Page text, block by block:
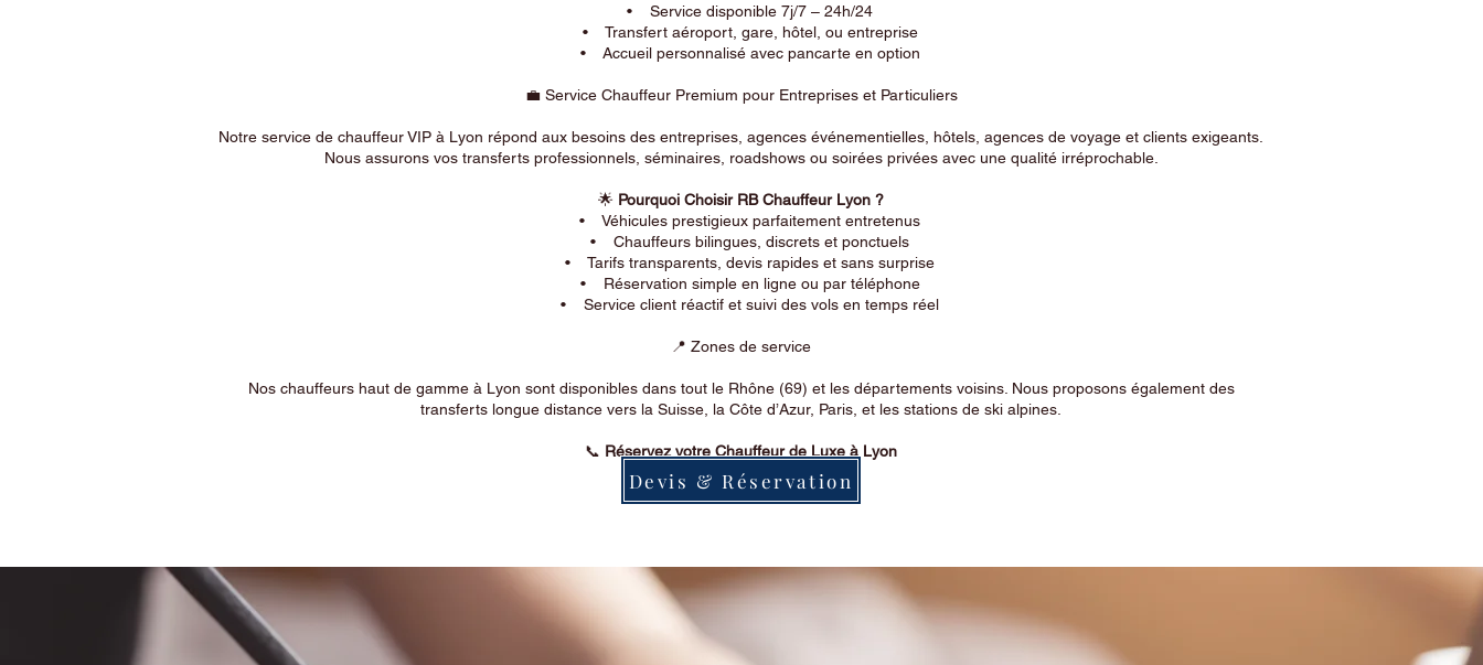
• Service disponible 7j/7 – 24h/24
• Transfert aéroport, gare, hôtel, ou entreprise
• Accueil personnalisé avec pancarte en option
💼 Service Chauffeur Premium pour Entreprises et Particuliers
Notre service de chauffeur VIP à Lyon répond aux besoins des entreprises, agences événementielles, hôtels, agences de voyage et clients exigeants.
Nous assurons vos transferts professionnels, séminaires, roadshows ou soirées privées avec une qualité irréprochable.
🌟 Pourquoi Choisir RB Chauffeur Lyon ?
• Véhicules prestigieux parfaitement entretenus
• Chauffeurs bilingues, discrets et ponctuels
• Tarifs transparents, devis rapides et sans surprise
• Réservation simple en ligne ou par téléphone
• Service client réactif et suivi des vols en temps réel
📍 Zones de service
Nos chauffeurs haut de gamme à Lyon sont disponibles dans tout le Rhône (69) et les départements voisins. Nous proposons également des
transferts longue distance vers la Suisse, la Côte d’Azur, Paris, et les stations de ski alpines.
📞 Réservez votre Chauffeur de Luxe à Lyon
Devis & Réservation